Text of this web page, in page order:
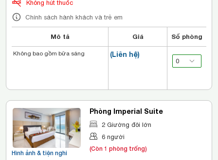
Không hút thuốc
Chính sách hành khách và trẻ em
Mô tả Giá Số phòng
(Liên hệ)
Không bao gồm bữa sáng
Hình ảnh & tiện nghi
Phòng Imperial Suite
2 Giường đôi lớn
6 người
(Còn 1 phòng trống)